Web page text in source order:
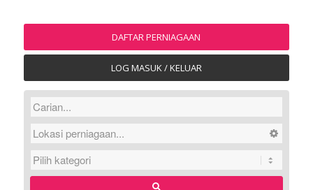
DAFTAR PERNIAGAAN
LOG MASUK / KELUAR